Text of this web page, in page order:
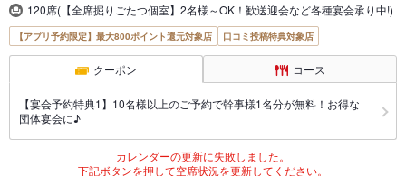
120席(【全席掘りごたつ個室】2名様～OK！歓送迎会など各種宴会承り中!)
【アプリ予約限定】最大800ポイント還元対象店 口コミ投稿特典対象店
クーポン コース
【宴会予約特典1】10名様以上のご予約で幹事様1名分が無料！お得な
団体宴会に♪
カレンダーの更新に失敗しました。
下記ボタンを押して空席状況を更新してください。